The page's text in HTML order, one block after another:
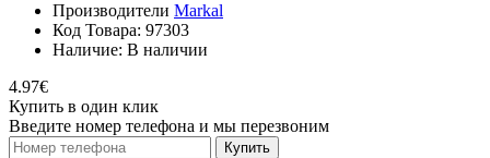
Производители Markal
Код Товара: 97303
Наличие: В наличии
4.97€
Купить в один клик
Введите номер телефона и мы перезвоним
Купить